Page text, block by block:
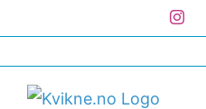
to
content